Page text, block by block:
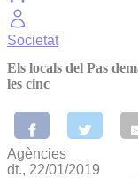
Societat
Els locals del Pas
les cinc
Agències
dt., 22/01/2019